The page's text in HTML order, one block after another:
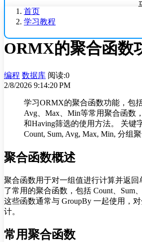
首页
学习教程
ORMX的聚合函数
编程 数据库 阅读:0
2/8/2026 9:14:20 PM
学习ORMX的聚合函数功能，包括
Avg、Max、Min等常用聚合函数
和Having筛选的使用方法。 关键
Count, Sum, Avg, Max, Min, 分组
聚合函数概述
聚合函数用于对一组值进行计算并返
了常用的聚合函数，包括 Count、Sum
这些函数通常与 GroupBy 一起使用，
计。
常用聚合函数